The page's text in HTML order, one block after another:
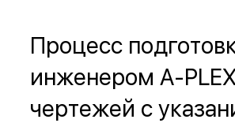
Процесс
инженером A-
чертежей с